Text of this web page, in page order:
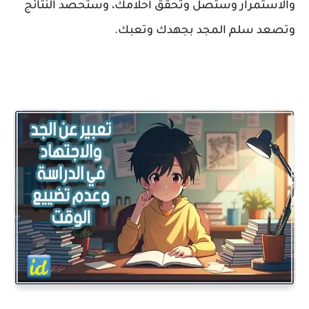
والاستمرار وستصل وتحقق أحلامك، وستحصد النتائج
وتصعد سلم المجد بجهدك وتعبك.